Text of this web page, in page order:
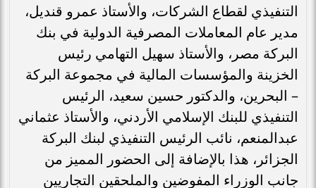
التنفيذي لقطاع الشركات، والأستاذ عمرو قنديل،
مدير عام المعاملات المصرفية الدولية في بنك
البركة مصر، والأستاذ سهيل التهامي رئيس
الخزينة والمؤسسات المالية في مجموعة البركة
– البحرين، والدكتور حسين سعيد، الرئيس
التنفيذي للبنك الإسلامي الأردني، والأستاذ عثماني
عبدالمنعم، نائب الرئيس التنفيذي لبنك البركة
الجزائر، هذا بالإضافة إلى الحضور المميز من
جانب الوزراء المفوضين والملحقين التجاريين